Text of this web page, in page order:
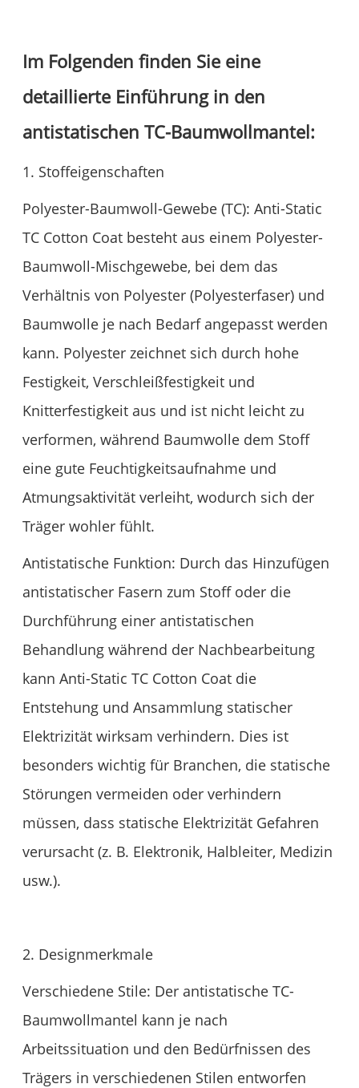
Im Folgenden finden Sie eine
detaillierte Einführung in den
antistatischen TC-Baumwollmantel:
1. Stoffeigenschaften
Polyester-Baumwoll-Gewebe (TC): Anti-Static
TC Cotton Coat besteht aus einem Polyester-
Baumwoll-Mischgewebe, bei dem das
Verhältnis von Polyester (Polyesterfaser) und
Baumwolle je nach Bedarf angepasst werden
kann. Polyester zeichnet sich durch hohe
Festigkeit, Verschleißfestigkeit und
Knitterfestigkeit aus und ist nicht leicht zu
verformen, während Baumwolle dem Stoff
eine gute Feuchtigkeitsaufnahme und
Atmungsaktivität verleiht, wodurch sich der
Träger wohler fühlt.
Antistatische Funktion: Durch das Hinzufügen
antistatischer Fasern zum Stoff oder die
Durchführung einer antistatischen
Behandlung während der Nachbearbeitung
kann Anti-Static TC Cotton Coat die
Entstehung und Ansammlung statischer
Elektrizität wirksam verhindern. Dies ist
besonders wichtig für Branchen, die statische
Störungen vermeiden oder verhindern
müssen, dass statische Elektrizität Gefahren
verursacht (z. B. Elektronik, Halbleiter, Medizin
usw.).
2. Designmerkmale
Verschiedene Stile: Der antistatische TC-
Baumwollmantel kann je nach
Arbeitssituation und den Bedürfnissen des
Trägers in verschiedenen Stilen entworfen